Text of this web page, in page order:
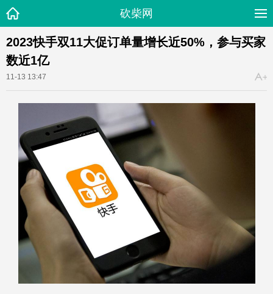
砍柴网
2023快手双11大促订单量增长近50%，参与买家
数近1亿
11-13 13:47